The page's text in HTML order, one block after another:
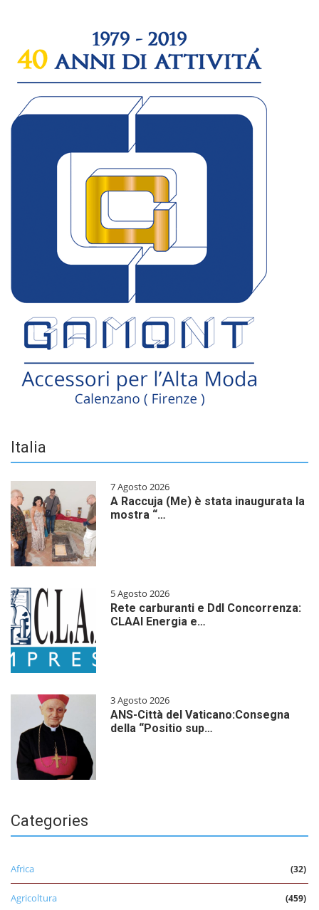
Italia
7 Agosto 2026
A Raccuja (Me) è stata inaugurata la
mostra “…
5 Agosto 2026
Rete carburanti e Ddl Concorrenza:
CLAAI Energia e…
3 Agosto 2026
ANS-Città del Vaticano:Consegna
della “Positio sup…
Categories
Africa (32)
Agricoltura (459)